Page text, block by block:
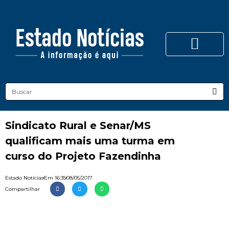
Sindicato Rural e Senar/MS
qualificam mais uma turma em
curso do Projeto Fazendinha
Estado NotíciasEm 16:3508/05/2017
Compartilhar